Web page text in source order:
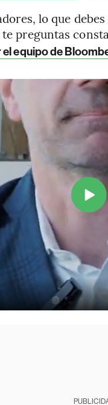
lo que
preguntas
equipo de